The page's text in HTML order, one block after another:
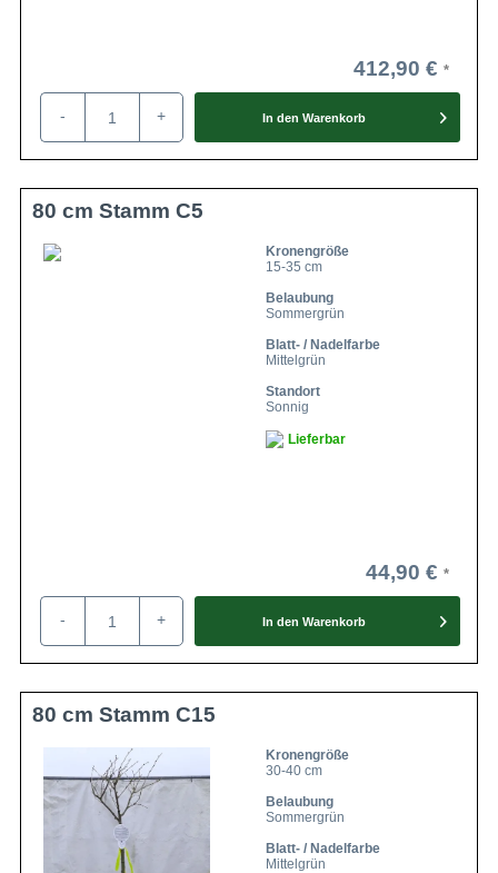
412,90 €
- + In den Warenkorb
80 cm Stamm C5
Kronengröße
15-35 cm
Belaubung
Sommergrün
Blatt- / Nadelfarbe
Mittelgrün
Standort
Sonnig
Lieferbar
44,90 €
- + In den Warenkorb
80 cm Stamm C15
Kronengröße
30-40 cm
Belaubung
Sommergrün
Blatt- / Nadelfarbe
Mittelgrün